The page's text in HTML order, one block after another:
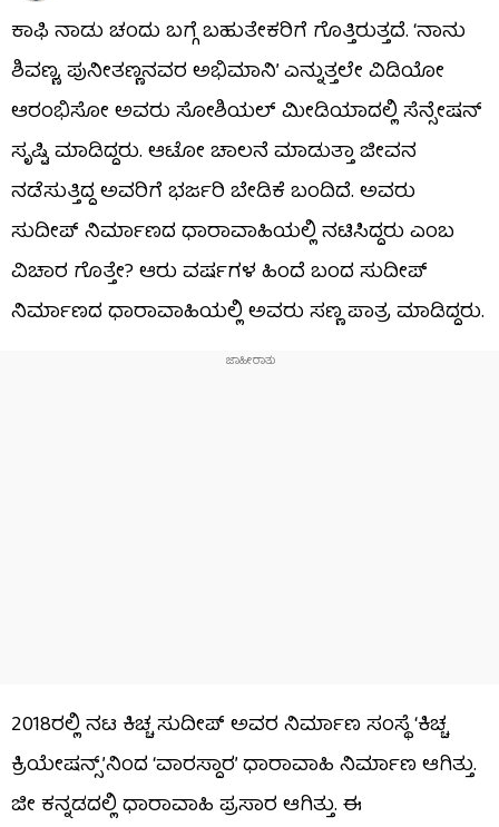
ಕಾಫಿ ನಾಡು ಚಂದು ಬಗ್ಗೆ ಬಹುತೇಕರಿಗೆ ಗೊತ್ತಿರುತ್ತದೆ. ‘ನಾನು
ಶಿವಣ್ಣ, ಪುನೀತಣ್ಣನವರ ಅಭಿಮಾನಿ’ ಎನ್ನುತ್ತಲೇ ವಿಡಿಯೋ
ಆರಂಭಿಸೋ ಅವರು ಸೋಶಿಯಲ್ ಮೀಡಿಯಾದಲ್ಲಿ ಸೆನ್ಸೇಷನ್
ಸೃಷ್ಟಿ ಮಾಡಿದ್ದರು. ಆಟೋ ಚಾಲನೆ ಮಾಡುತ್ತಾ ಜೀವನ
ನಡೆಸುತ್ತಿದ್ದ ಅವರಿಗೆ ಭರ್ಜರಿ ಬೇಡಿಕೆ ಬಂದಿದೆ. ಅವರು
ಸುದೀಪ್ ನಿರ್ಮಾಣದ ಧಾರಾವಾಹಿಯಲ್ಲಿ ನಟಿಸಿದ್ದರು ಎಂಬ
ವಿಚಾರ ಗೊತ್ತೇ? ಆರು ವರ್ಷಗಳ ಹಿಂದೆ ಬಂದ ಸುದೀಪ್
ನಿರ್ಮಾಣದ ಧಾರಾವಾಹಿಯಲ್ಲಿ ಅವರು ಸಣ್ಣ ಪಾತ್ರ ಮಾಡಿದ್ದರು.
2018ರಲ್ಲಿ ನಟ ಕಿಚ್ಚ ಸುದೀಪ್ ಅವರ ನಿರ್ಮಾಣ ಸಂಸ್ಥೆ ‘ಕಿಚ್ಚ
ಕ್ರಿಯೇಷನ್ಸ್​’ನಿಂದ ‘ವಾರಸ್ದಾರ’ ಧಾರಾವಾಹಿ ನಿರ್ಮಾಣ ಆಗಿತ್ತು.
ಜೀ ಕನ್ನಡದಲ್ಲಿ ಧಾರಾವಾಹಿ ಪ್ರಸಾರ ಆಗಿತ್ತು. ಈ